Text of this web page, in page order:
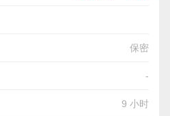
保密
-
9 小时